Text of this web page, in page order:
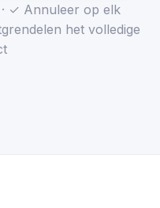
✓ Annuleer op elk
het volledige